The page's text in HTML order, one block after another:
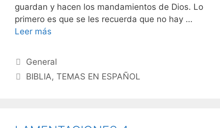
guardan y hacen los mandamientos de Dios. Lo
primero es que se les recuerda que no hay …
Leer más
Categorías
General
Etiquetas
BIBLIA,TEMAS EN ESPAÑOL